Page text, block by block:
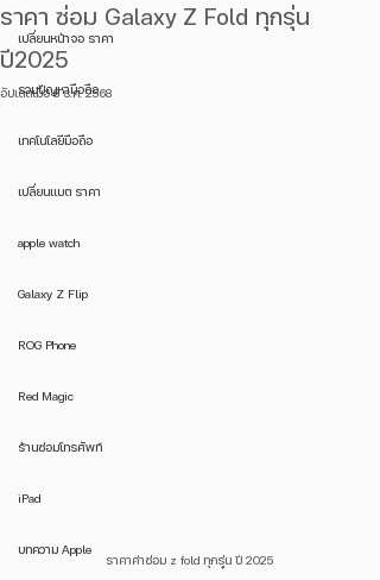
เปลี่ยนหน้าจอ ราคา
รวมปัญหามือถือ
เทคโนโลยีมือถือ
เปลี่ยนแบต ราคา
apple watch
Galaxy Z Flip
ROG Phone
Red Magic
ร้านซ่อมโทรศัพท์
iPad
บทความ Apple
ราคา ซ่อม Galaxy Z Fold ทุกรุ่น
ปี2025
อัปเดตเมื่อ8 ธ.ค. 2568
ราคาค่าซ่อม z fold ทุกรุุ่่น ปี 2025